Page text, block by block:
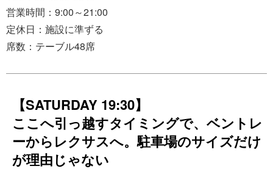
営業時間：9:00～21:00
定休日：施設に準ずる
席数：テーブル48席
【SATURDAY 19:30】
ここへ引っ越すタイミングで、ベントレ
ーからレクサスへ。駐車場のサイズだけ
が理由じゃない